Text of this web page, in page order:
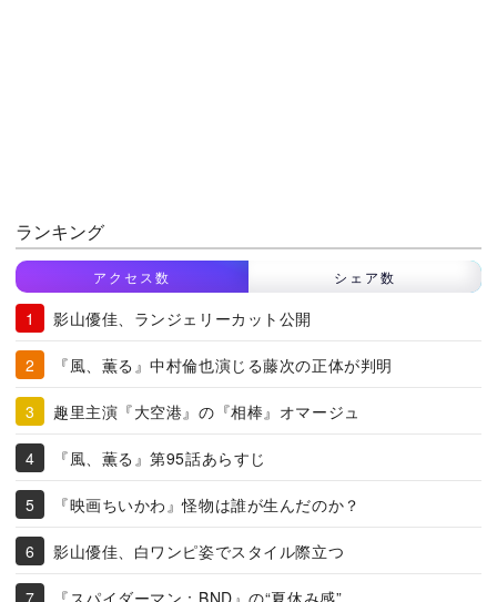
ランキング
アクセス数 シェア数
影山優佳、ランジェリーカット公開
『風、薫る』中村倫也演じる藤次の正体が判明
趣里主演『大空港』の『相棒』オマージュ
『風、薫る』第95話あらすじ
『映画ちいかわ』怪物は誰が生んだのか？
影山優佳、白ワンピ姿でスタイル際立つ
『スパイダーマン：BND』の“夏休み感”